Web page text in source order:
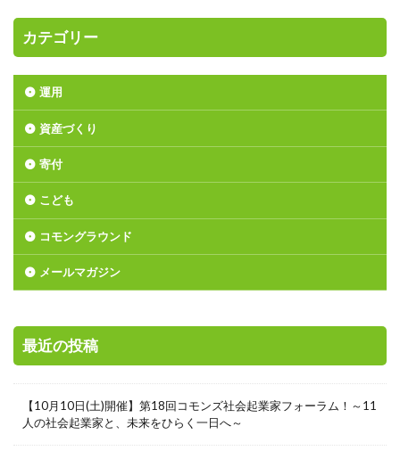
カテゴリー
運用
資産づくり
寄付
こども
コモングラウンド
メールマガジン
最近の投稿
【10月10日(土)開催】第18回コモンズ社会起業家フォーラム！～11
人の社会起業家と、未来をひらく一日へ～